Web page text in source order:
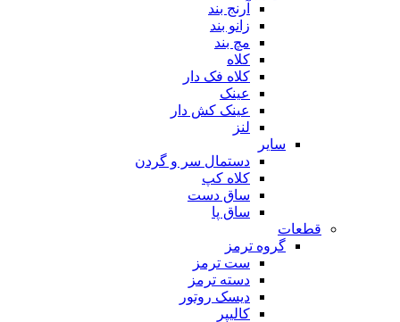
آرنج بند
زانو بند
مچ بند
کلاه
کلاه فک دار
عینک
عینک کش دار
لنز
سایر
دستمال سر و گردن
کلاه کپ
ساق دست
ساق پا
قطعات
گروه ترمز
ست ترمز
دسته ترمز
دیسک روتور
کالیپر